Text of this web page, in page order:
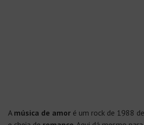
A música de amor é um rock de 1988